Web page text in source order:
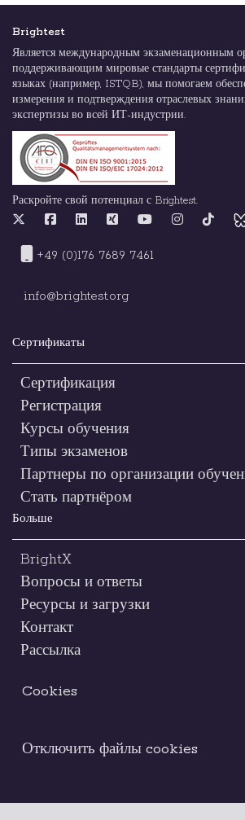
Brightest
Является международным экзаменационным
поддерживающим мировые стандарты
языках (например, ISTQB), мы помогаем
измерения и подтверждения отраслевых
экспертизы во всей ИТ-индустрии.
Раскройте свой потенциал с Brightest.
+49 (0)176 7689 7461
info@brightest.org
Сертификаты
Сертификация
Регистрация
Курсы обучения
Типы экзаменов
Партнеры по организации
Стать партнёром
Больше
BrightX
Вопросы и ответы
Ресурсы и загрузки
Контакт
Рассылка
Cookies
Отключить файлы cookies